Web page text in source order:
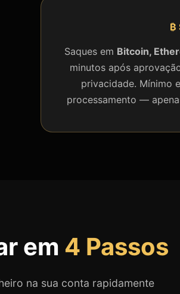
₿
Saques em Bitcoin,
minutos após
privacidade. Mínimo
processamento —
em 4 Passos
na sua conta rapidamente